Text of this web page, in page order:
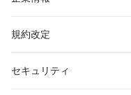
規約改定
セキュリティ